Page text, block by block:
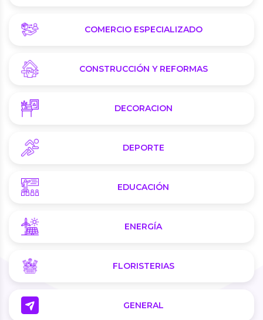
COMERCIO ESPECIALIZADO
CONSTRUCCIÓN Y REFORMAS
DECORACION
DEPORTE
EDUCACIÓN
ENERGÍA
FLORISTERIAS
GENERAL